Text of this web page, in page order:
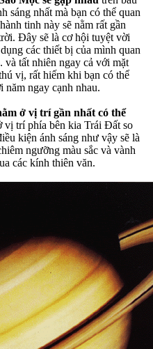
sáng nhất mà bạn có thể quan
tinh này sẽ nằm rất gần
Đây sẽ là cơ hội tuyệt vời
các thiết bị của mình quan
và tất nhiên ngay cả với mặt
vị, rất hiếm khi bạn có thể
năm ngay cạnh nhau.
ở vị trí gần nhất có thể
vị trí phía bên kia Trái Đất so
kiện ánh sáng như vậy sẽ là
ngưỡng màu sắc và vành
các kính thiên văn.